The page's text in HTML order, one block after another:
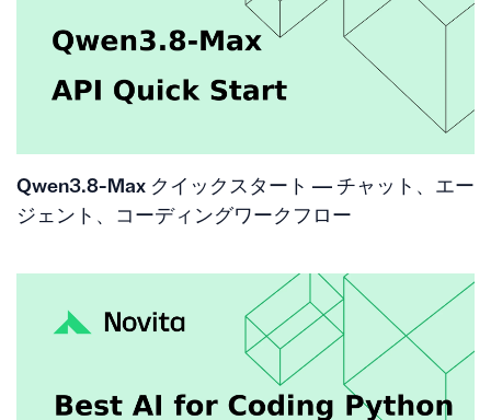
Qwen3.8-Max クイックスタート — チャット、エー
ジェント、コーディングワークフロー